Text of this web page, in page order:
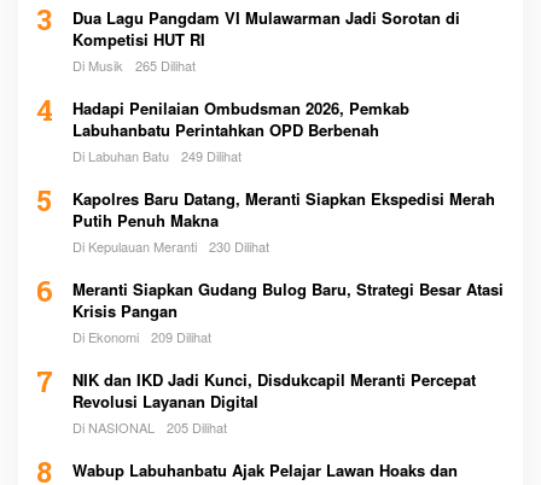
3
Dua Lagu Pangdam VI Mulawarman Jadi Sorotan di
Kompetisi HUT RI
Di Musik 265 Dilihat
4
Hadapi Penilaian Ombudsman 2026, Pemkab
Labuhanbatu Perintahkan OPD Berbenah
Di Labuhan Batu 249 Dilihat
5
Kapolres Baru Datang, Meranti Siapkan Ekspedisi Merah
Putih Penuh Makna
Di Kepulauan Meranti 230 Dilihat
6
Meranti Siapkan Gudang Bulog Baru, Strategi Besar Atasi
Krisis Pangan
Di Ekonomi 209 Dilihat
7
NIK dan IKD Jadi Kunci, Disdukcapil Meranti Percepat
Revolusi Layanan Digital
Di NASIONAL 205 Dilihat
8
Wabup Labuhanbatu Ajak Pelajar Lawan Hoaks dan